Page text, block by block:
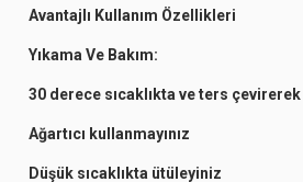
Avantajlı Kullanım Özellikleri
Yıkama Ve Bakım:
30 derece sıcaklıkta ve ters çevirerek
Ağartıcı kullanmayınız
Düşük sıcaklıkta ütüleyiniz